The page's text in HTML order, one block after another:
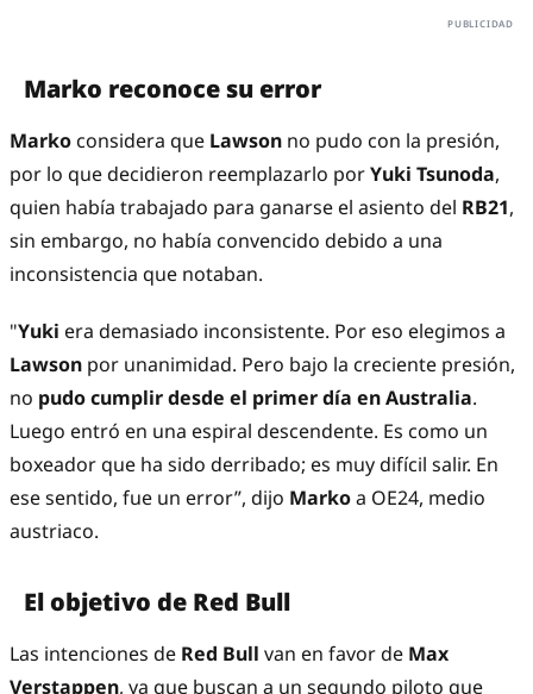
Marko reconoce su error
Marko considera que Lawson no pudo con la presión,
por lo que decidieron reemplazarlo porYuki Tsunoda,
quien había trabajado para ganarse el asiento del RB21,
sin embargo, no había convencido debido a una
inconsistencia que notaban.
"Yuki era demasiado inconsistente. Por eso elegimos a
Lawson por unanimidad. Pero bajo la creciente presión,
no pudo cumplir desde el primer día enAustralia.
Luego entró en una espiral descendente. Es como un
boxeador que ha sido derribado; es muy difícil salir. En
ese sentido, fue un error”, dijo Markoa OE24, medio
austriaco.
El objetivo de Red Bull
Las intenciones de Red Bull van en favor de Max
Verstappen, ya que buscan a un segundo piloto que